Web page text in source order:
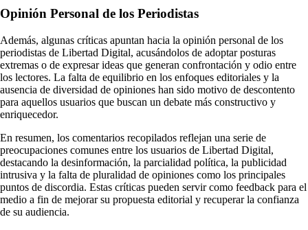
Opinión Personal de los Periodistas
Además, algunas críticas apuntan hacia la opinión personal de los
periodistas de Libertad Digital, acusándolos de adoptar posturas
extremas o de expresar ideas que generan confrontación y odio entre
los lectores. La falta de equilibrio en los enfoques editoriales y la
ausencia de diversidad de opiniones han sido motivo de descontento
para aquellos usuarios que buscan un debate más constructivo y
enriquecedor.
En resumen, los comentarios recopilados reflejan una serie de
preocupaciones comunes entre los usuarios de Libertad Digital,
destacando la desinformación, la parcialidad política, la publicidad
intrusiva y la falta de pluralidad de opiniones como los principales
puntos de discordia. Estas críticas pueden servir como feedback para el
medio a fin de mejorar su propuesta editorial y recuperar la confianza
de su audiencia.